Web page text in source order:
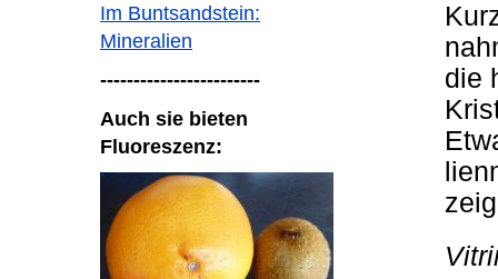
Im Buntsandstein:
Mineralien
------------------------
Auch sie bieten
Fluoreszenz:
die